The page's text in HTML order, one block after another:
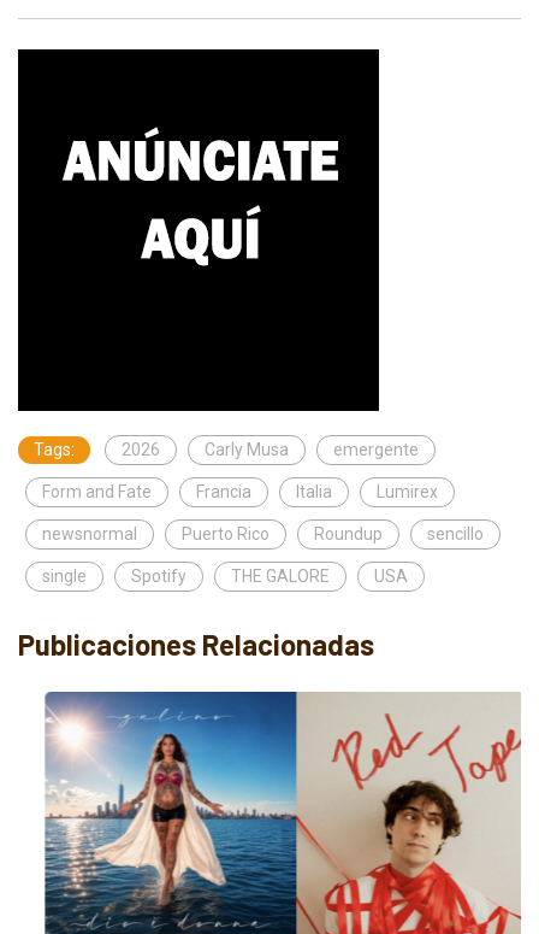
Tags: 2026 Carly Musa emergente
Form and Fate Francia Italia Lumirex
newsnormal Puerto Rico Roundup sencillo
single Spotify THE GALORE USA
Publicaciones Relacionadas